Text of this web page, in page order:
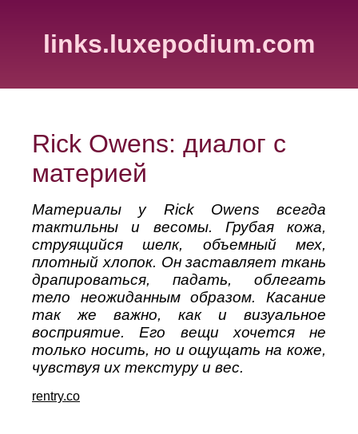
links.luxepodium.com
Rick Owens: диалог с
материей
Материалы у Rick Owens всегда
тактильны и весомы. Грубая кожа,
струящийся шелк, объемный мех,
плотный хлопок. Он заставляет ткань
драпироваться, падать, облегать
тело неожиданным образом. Касание
так же важно, как и визуальное
восприятие. Его вещи хочется не
только носить, но и ощущать на коже,
чувствуя их текстуру и вес.
rentry.co